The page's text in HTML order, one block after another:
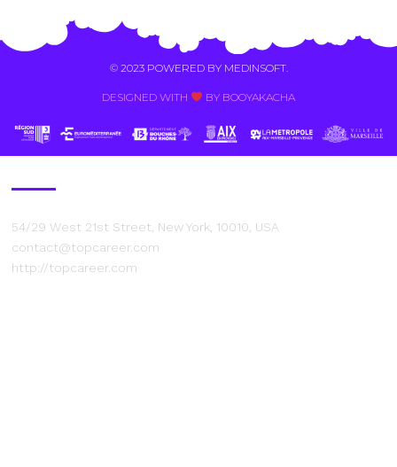
© 2023 POWERED BY MEDINSOFT.
DESIGNED WITH BY BOOYAKACHA​
54/29 West 21st Street, New York, 10010, USA
contact@topcareer.com
http://topcareer.com